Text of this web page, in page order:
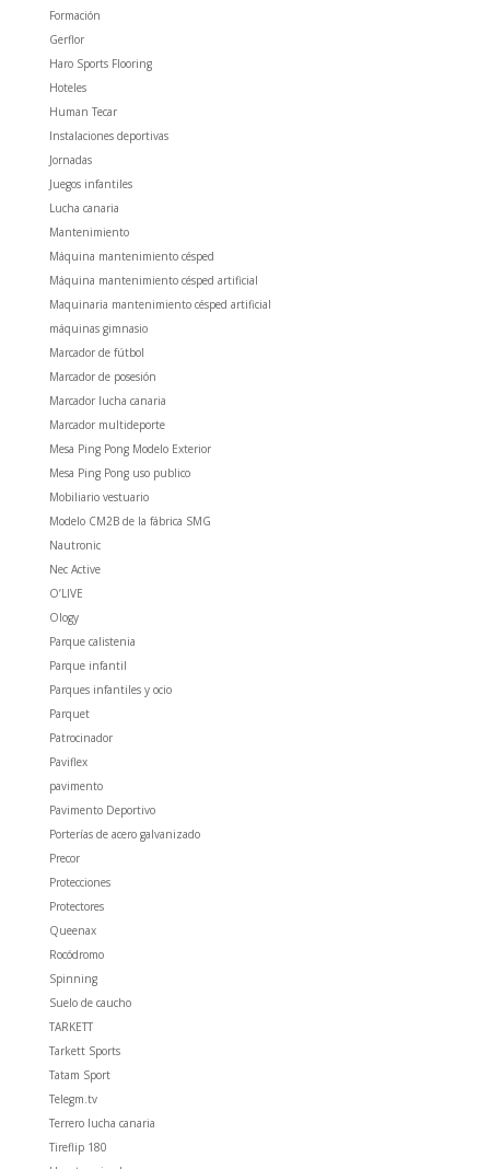
Formación
Gerflor
Haro Sports Flooring
Hoteles
Human Tecar
Instalaciones deportivas
Jornadas
Juegos infantiles
Lucha canaria
Mantenimiento
Máquina mantenimiento césped
Máquina mantenimiento césped artificial
Maquinaria mantenimiento césped artificial
máquinas gimnasio
Marcador de fútbol
Marcador de posesión
Marcador lucha canaria
Marcador multideporte
Mesa Ping Pong Modelo Exterior
Mesa Ping Pong uso publico
Mobiliario vestuario
Modelo CM2B de la fábrica SMG
Nautronic
Nec Active
O’LIVE
Ology
Parque calistenia
Parque infantil
Parques infantiles y ocio
Parquet
Patrocinador
Paviflex
pavimento
Pavimento Deportivo
Porterías de acero galvanizado
Precor
Protecciones
Protectores
Queenax
Rocódromo
Spinning
Suelo de caucho
TARKETT
Tarkett Sports
Tatam Sport
Telegm.tv
Terrero lucha canaria
Tireflip 180